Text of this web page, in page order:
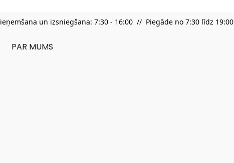
un izsniegšana: 7:30 - 16:00 // Piegāde no 7:30 līdz 19:00
PAR MUMS